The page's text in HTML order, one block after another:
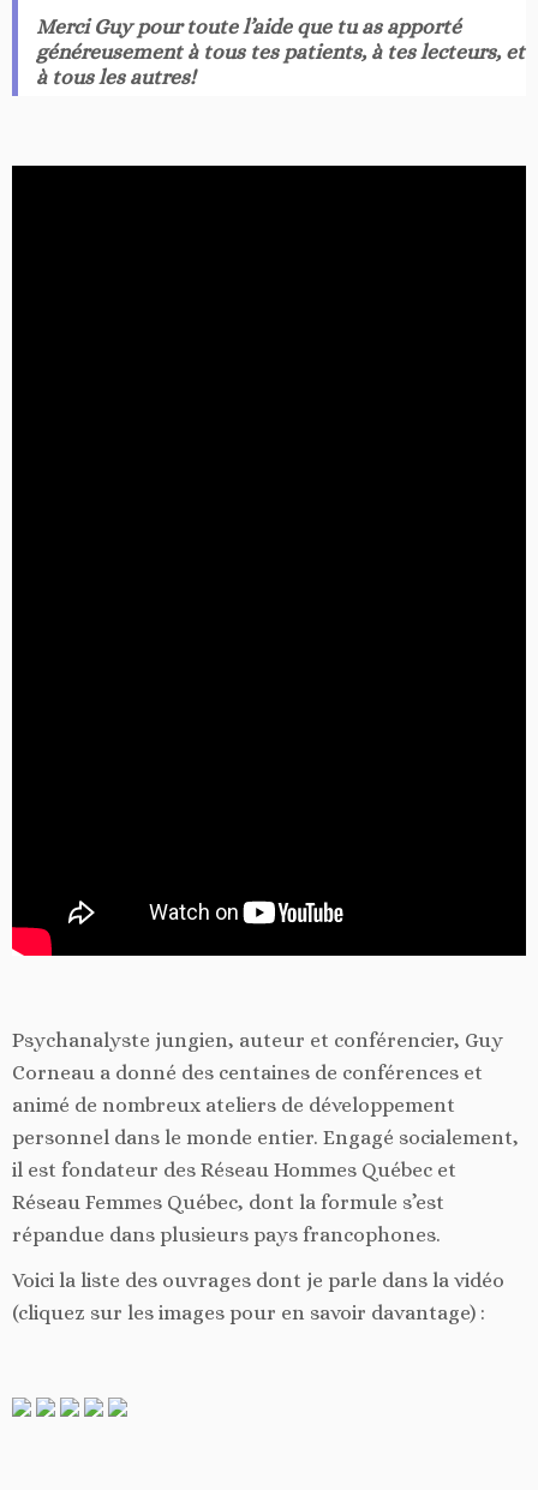
Merci Guy pour toute l’aide que tu as apporté
généreusement à tous tes patients, à tes lecteurs, et
à tous les autres!
Psychanalyste jungien, auteur et conférencier, Guy
Corneau a donné des centaines de conférences et
animé de nombreux ateliers de développement
personnel dans le monde entier. Engagé socialement,
il est fondateur des Réseau Hommes Québec et
Réseau Femmes Québec, dont la formule s’est
répandue dans plusieurs pays francophones.
Voici la liste des ouvrages dont je parle dans la vidéo
(cliquez sur les images pour en savoir davantage) :